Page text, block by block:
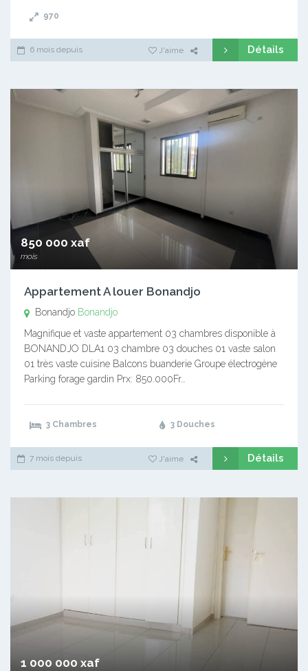
970
6 mois depuis J'aime Détails
850 000 xaf
mois
Appartement A louer Bonandjo
Bonandjo Bonandjo
Magnifique et vaste appartement 03 chambres disponible à
BONANDJO DLA1 03 chambre 03 douches 01 vaste salon
01 très vaste cuisine Balcons buanderie Groupe électrogène
Parking forage gardin Prx: 850.000Fr…
3 Chambres 3 Douches
7 mois depuis J'aime Détails
1 000 000 xaf